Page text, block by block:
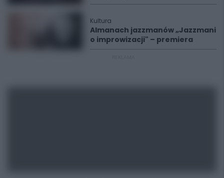
Kultura
Almanach jazzmanów „Jazzmani
o improwizacji" – premiera